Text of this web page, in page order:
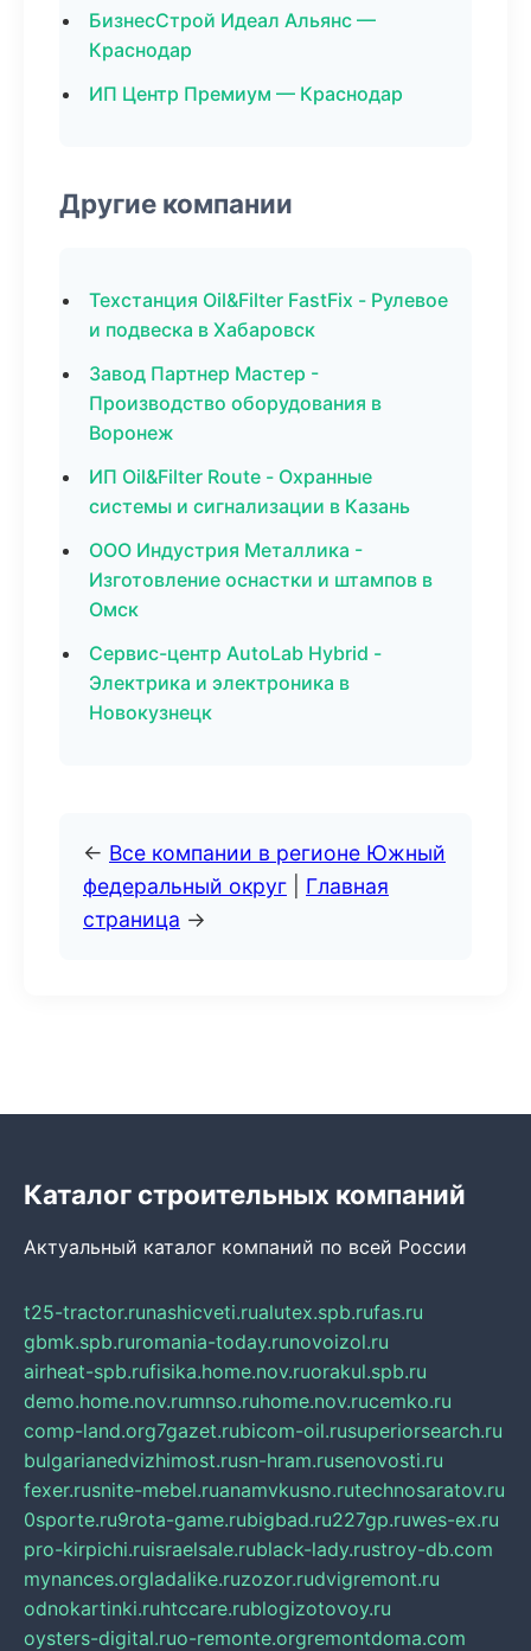
БизнесСтрой Идеал Альянс —
Краснодар
ИП Центр Премиум — Краснодар
Другие компании
Техстанция Oil&Filter FastFix - Рулевое
и подвеска в Хабаровск
Завод Партнер Мастер -
Производство оборудования в
Воронеж
ИП Oil&Filter Route - Охранные
системы и сигнализации в Казань
ООО Индустрия Металлика -
Изготовление оснастки и штампов в
Омск
Сервис-центр AutoLab Hybrid -
Электрика и электроника в
Новокузнецк
← Все компании в регионе Южный
федеральный округ
Главная
страница →
Каталог строительных компаний
Актуальный каталог компаний по всей России
t25-tractor.runashicveti.rualutex.spb.rufas.ru
gbmk.spb.ruromania-today.runovoizol.ru
airheat-spb.rufisika.home.nov.ruorakul.spb.ru
demo.home.nov.rumnso.ruhome.nov.rucemko.ru
comp-land.org7gazet.rubicom-oil.rusuperiorsearch.ru
bulgarianedvizhimost.rusn-hram.rusenovosti.ru
fexer.rusnite-mebel.ruanamvkusno.rutechnosaratov.ru
0sporte.ru9rota-game.rubigbad.ru227gp.ruwes-ex.ru
pro-kirpichi.ruisraelsale.rublack-lady.rustroy-db.com
mynances.orgladalike.ruzozor.rudvigremont.ru
odnokartinki.ruhtccare.rublogizotovoy.ru
oysters-digital.ruo-remonte.orgremontdoma.com